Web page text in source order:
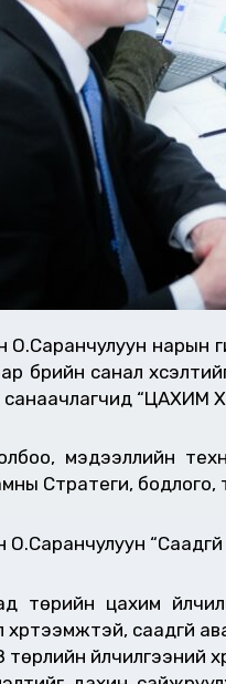
О.Саранчулуун нарын
бүрийн санал
санаачлагчид “ЦАХИМ
мэдээллийн
Стратеги, бодлого,
О.Саранчулуун
төрийн цахим
хүртээмжтэй,
үйлчилгээний